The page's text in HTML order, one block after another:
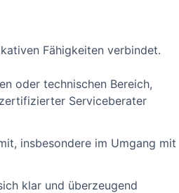
Fähigkeiten verbindet.
oder technischen Bereich,
Serviceberater
insbesondere im Umgang mit
klar und überzeugend